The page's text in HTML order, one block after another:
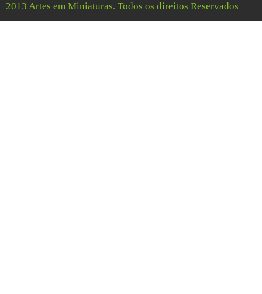
2013 Artes em Miniaturas. Todos os direitos Reservados